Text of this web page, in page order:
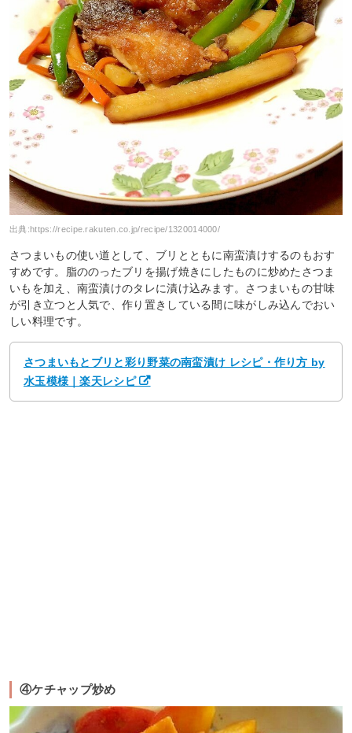
出典: https://recipe.rakuten.co.jp/recipe/1320014000/
さつまいもの使い道として、ブリとともに南蛮漬けするのもおす
すめです。脂ののったブリを揚げ焼きにしたものに炒めたさつま
いもを加え、南蛮漬けのタレに漬け込みます。さつまいもの甘味
が引き立つと人気で、作り置きしている間に味がしみ込んでおい
しい料理です。
さつまいもとブリと彩り野菜の南蛮漬け レシピ・作り方 by
水玉模様｜楽天レシピ
④ケチャップ炒め